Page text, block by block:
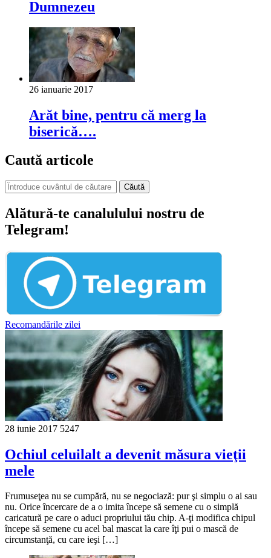
Dumnezeu
26 ianuarie 2017
Arăt bine, pentru că merg la
biserică….
Caută articole
Căută
Alătură-te canalulului nostru de
Telegram!
Recomandările zilei
28 iunie 2017 5247
Ochiul celuilalt a devenit măsura vieţii
mele
Frumuseţea nu se cumpără, nu se negociază: pur şi simplu o ai sau
nu. Orice încercare de a o imita începe să semene cu o simplă
caricatură pe care o aduci propriului tău chip. A-ţi modifica chipul
începe să semene cu acel bal mascat la care îţi pui o mască de
circumstanţă, cu care ieşi […]